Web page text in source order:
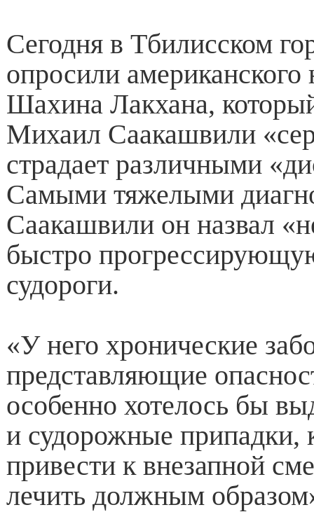
Сегодня в Тбилисском
опросили американского
Шахина Лакхана,
Михаил Саакашвили
страдает различными
Самыми тяжелыми
Саакашвили он назвал
быстро
судороги.
«У него хронические
представляющие
особенно хотелось бы
и судорожные припадки,
привести к внезапной
лечить должным